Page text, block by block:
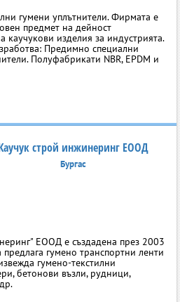
гумени уплътнители. Фирмата е
предмет на дейност
каучукови изделия за индустрията.
Предимно специални
Полуфабрикати NBR, EPDM и
строй инжинеринг ЕООД
Бургас
ЕООД е създадена през 2003
гумено транспортни ленти
гумено-текстилни
бетонови възли, рудници,